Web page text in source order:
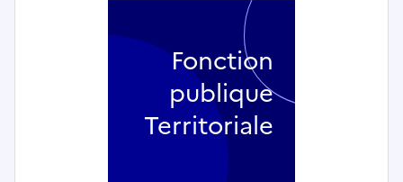
Fonction
publique
Territoriale